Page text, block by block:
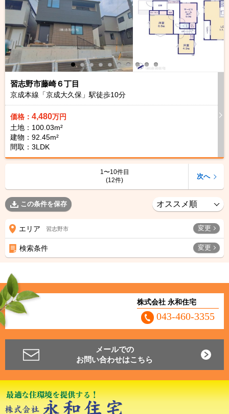
習志野市藤崎６丁目
京成本線「京成大久保」駅徒歩10分
価格： 4,480万円
土地：100.03m²
建物：92.45m²
間取：3LDK
1〜10件目
(12件)
次へ
この条件を保存
エリア 習志野市 変更
検索条件 変更
株式会社 永和住宅
043-460-3355
メールでの
お問い合わせはこちら